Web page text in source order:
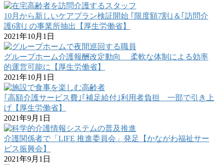
10月から新しいケアプラン検証開始 ｢限度額7割｣＆｢訪問介
護6割｣ の事業所抽出【厚生労働省】
2021年10月1日
グループホーム介護報酬改定動向 柔軟な体制による効率
的運営可能に【厚生労働省】
2021年10月1日
｢高額介護サービス費｣｢補足給付｣利用者負担 一部で引き上
げ【厚生労働省】
2021年9月1日
介護関係者で「LIFE 推進委員会」発足【かながわ福祉サー
ビス振興会】
2021年9月1日